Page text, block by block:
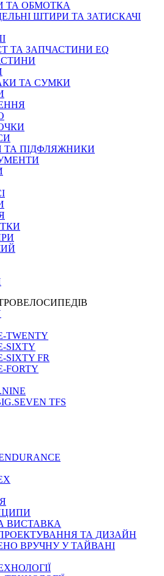
ТА ОБМОТКА
ШТИРИ ТА ЗАТИСКАЧІ
ТА ЗАПЧАСТИНИ EQ
ТА СУМКИ
ТА ПІДФЛЯЖНИКИ
TWENTY
SIXTY
FR
TFS
ВИСТАВКА
ТА ДИЗАЙН
ВРУЧНУ У ТАЙВАНІ